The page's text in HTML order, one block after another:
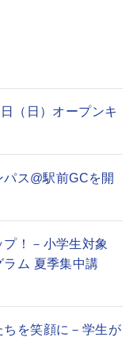
（日）オープンキ
ス@駅前GCを開
！－小学生対象
ラム 夏季集中講
ちを笑顔に－学生が